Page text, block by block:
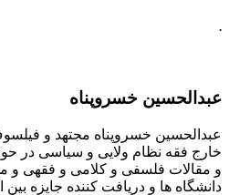
.
عبدالحسین خسروپناه
عبدالحسین خسروپناه مجتهد و
خارج فقه نظام ولایی و سیاسی در
و مقالات فلسفی و کلامی و فقهی و
دانشگاه ها و دریافت کننده جایزه